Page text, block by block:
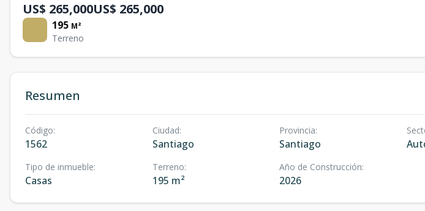
US$ 265,000US$ 265,000
195 M²
Terreno
Resumen
Código:
1562
Ciudad:
Santiago
Provincia:
Santiago
Tipo de inmueble:
Casas
Terreno:
195 m²
Año de Construcción:
2026